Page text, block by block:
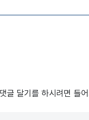
글 달기를 하시려면 들